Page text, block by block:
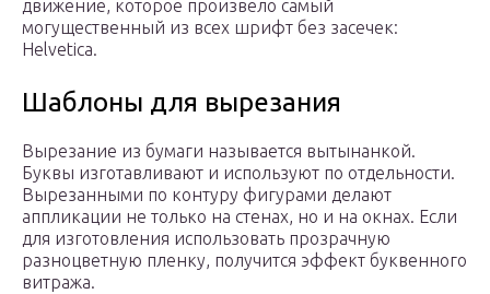
движение, которое произвело самый
могущественный из всех шрифт без засечек:
Helvetica.
Шаблоны для вырезания
Вырезание из бумаги называется вытынанкой.
Буквы изготавливают и используют по отдельности.
Вырезанными по контуру фигурами делают
аппликации не только на стенах, но и на окнах. Если
для изготовления использовать прозрачную
разноцветную пленку, получится эффект буквенного
витража.